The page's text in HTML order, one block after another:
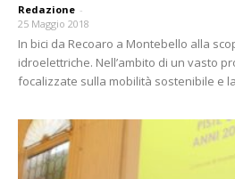
Redazione -
25 Maggio 2018
In bici da Recoaro a Montebello alla
idroelettriche. Nell’ambito di un vasto
focalizzate sulla mobilità sostenibile e